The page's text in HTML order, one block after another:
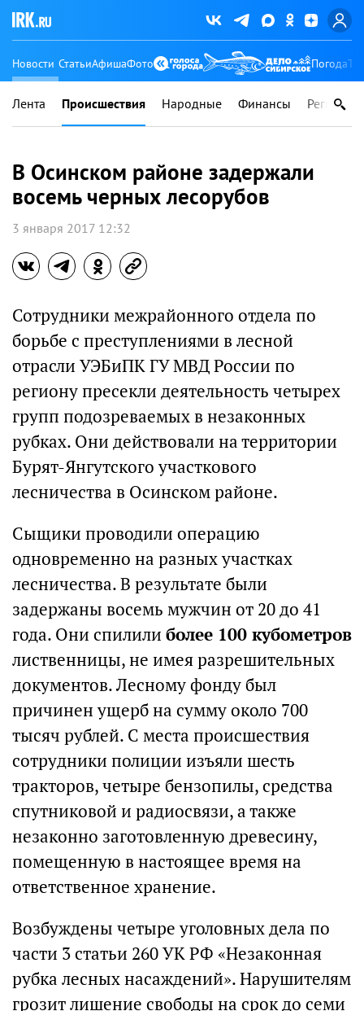
Новости СтатьиАфишаФото Погода
Лента Происшествия Народные Финансы Регионы
В Осинском районе задержали
восемь черных лесорубов
3 января 2017 12:32
Сотрудники межрайонного отдела по
борьбе с преступлениями в лесной
отрасли УЭБиПК ГУ МВД России по
региону пресекли деятельность четырех
групп подозреваемых в незаконных
рубках. Они действовали на территории
Бурят-Янгутского участкового
лесничества в Осинском районе.
Сыщики проводили операцию
одновременно на разных участках
лесничества. В результате были
задержаны восемь мужчин от 20 до 41
года. Они спилили более 100 кубометров
лиственницы, не имея разрешительных
документов. Лесному фонду был
причинен ущерб на сумму около 700
тысяч рублей. С места происшествия
сотрудники полиции изъяли шесть
тракторов, четыре бензопилы, средства
спутниковой и радиосвязи, а также
незаконно заготовленную древесину,
помещенную в настоящее время на
ответственное хранение.
Возбуждены четыре уголовных дела по
части 3 статьи 260 УК РФ «Незаконная
рубка лесных насаждений». Нарушителям
грозит лишение свободы на срок до семи